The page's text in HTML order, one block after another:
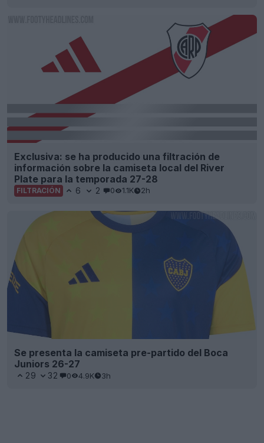
Exclusiva: se ha producido una filtración de
información sobre la camiseta local del River
Plate para la temporada 27-28
FILTRACIÓN 6 2 0 1.1K 2h
Se presenta la camiseta pre-partido del Boca
Juniors 26-27
29 32 0 4.9K 3h